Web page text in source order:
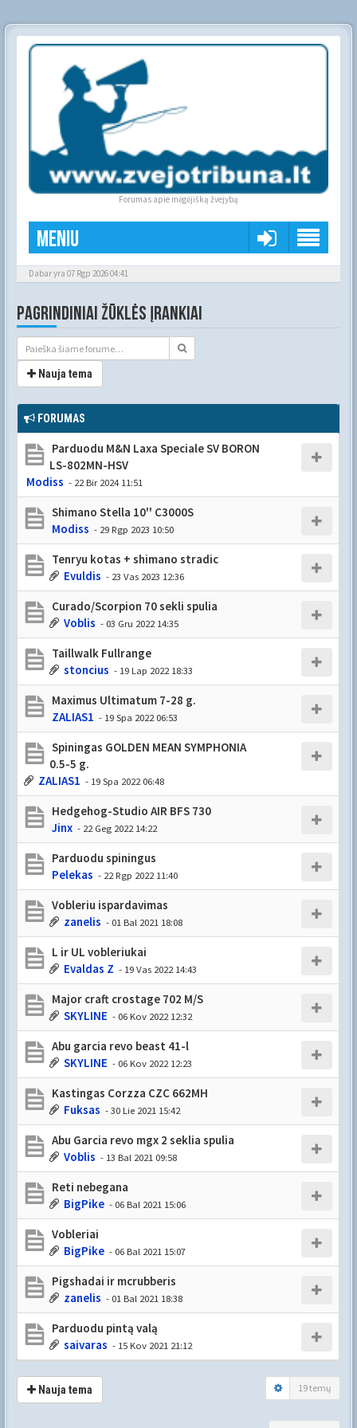
Forumas apie mėgėjišką žvejybą
Meniu
Dabar yra 07 Rgp 2026 04:41
PAGRINDINIAI ŽŪKLĖS ĮRANKIAI
Nauja tema
FORUMAS
Parduodu M&N Laxa Speciale SV BORON
LS-802MN-HSV
Modiss - 22 Bir 2024 11:51
Shimano Stella 10'' C3000S
Modiss - 29 Rgp 2023 10:50
Tenryu kotas + shimano stradic
Evuldis - 23 Vas 2023 12:36
Curado/Scorpion 70 sekli spulia
Voblis - 03 Gru 2022 14:35
Taillwalk Fullrange
stoncius - 19 Lap 2022 18:33
Maximus Ultimatum 7-28 g.
ZALIAS1 - 19 Spa 2022 06:53
Spiningas GOLDEN MEAN SYMPHONIA
0.5-5 g.
ZALIAS1 - 19 Spa 2022 06:48
Hedgehog-Studio AIR BFS 730
Jinx - 22 Geg 2022 14:22
Parduodu spiningus
Pelekas - 22 Rgp 2022 11:40
Vobleriu ispardavimas
zanelis - 01 Bal 2021 18:08
L ir UL vobleriukai
Evaldas Z - 19 Vas 2022 14:43
Major craft crostage 702 M/S
SKYLINE - 06 Kov 2022 12:32
Abu garcia revo beast 41-l
SKYLINE - 06 Kov 2022 12:23
Kastingas Corzza CZC 662MH
Fuksas - 30 Lie 2021 15:42
Abu Garcia revo mgx 2 seklia spulia
Voblis - 13 Bal 2021 09:58
Reti nebegana
BigPike - 06 Bal 2021 15:06
Vobleriai
BigPike - 06 Bal 2021 15:07
Pigshadai ir mcrubberis
zanelis - 01 Bal 2021 18:38
Parduodu pintą valą
saivaras - 15 Kov 2021 21:12
Nauja tema 19 temų